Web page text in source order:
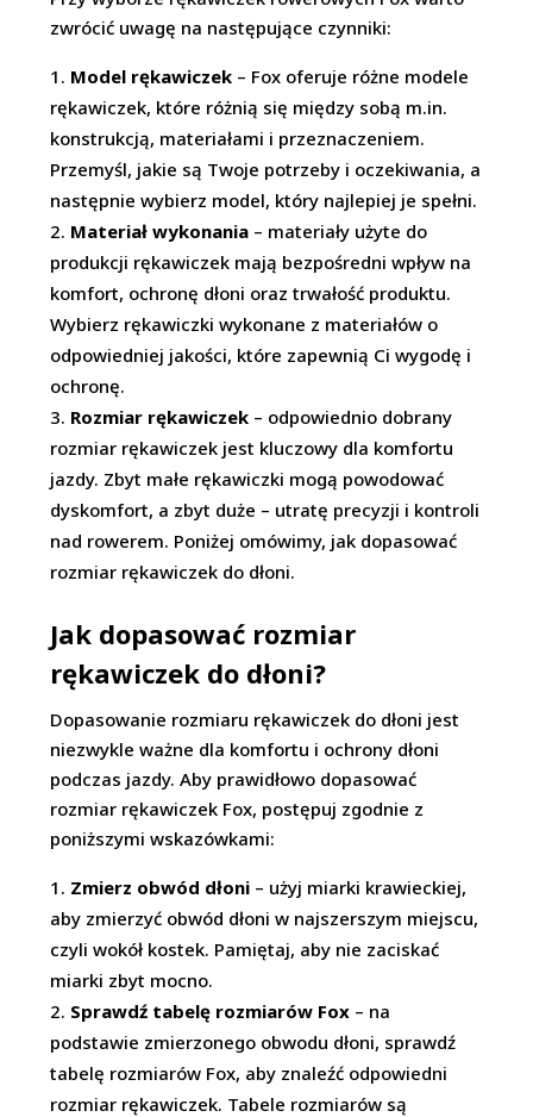
zwrócić uwagę na następujące czynniki:
Model rękawiczek – Fox oferuje różne modele
rękawiczek, które różnią się między sobą m.in.
konstrukcją, materiałami i przeznaczeniem.
Przemyśl, jakie są Twoje potrzeby i oczekiwania, a
następnie wybierz model, który najlepiej je spełni.
Materiał wykonania – materiały użyte do
produkcji rękawiczek mają bezpośredni wpływ na
komfort, ochronę dłoni oraz trwałość produktu.
Wybierz rękawiczki wykonane z materiałów o
odpowiedniej jakości, które zapewnią Ci wygodę i
ochronę.
Rozmiar rękawiczek – odpowiednio dobrany
rozmiar rękawiczek jest kluczowy dla komfortu
jazdy. Zbyt małe rękawiczki mogą powodować
dyskomfort, a zbyt duże – utratę precyzji i kontroli
nad rowerem. Poniżej omówimy, jak dopasować
rozmiar rękawiczek do dłoni.
Jak dopasować rozmiar
rękawiczek do dłoni?
Dopasowanie rozmiaru rękawiczek do dłoni jest
niezwykle ważne dla komfortu i ochrony dłoni
podczas jazdy. Aby prawidłowo dopasować
rozmiar rękawiczek Fox, postępuj zgodnie z
poniższymi wskazówkami:
Zmierz obwód dłoni – użyj miarki krawieckiej,
aby zmierzyć obwód dłoni w najszerszym miejscu,
czyli wokół kostek. Pamiętaj, aby nie zaciskać
miarki zbyt mocno.
Sprawdź tabelę rozmiarów Fox – na
podstawie zmierzonego obwodu dłoni, sprawdź
tabelę rozmiarów Fox, aby znaleźć odpowiedni
rozmiar rękawiczek. Tabele rozmiarów są